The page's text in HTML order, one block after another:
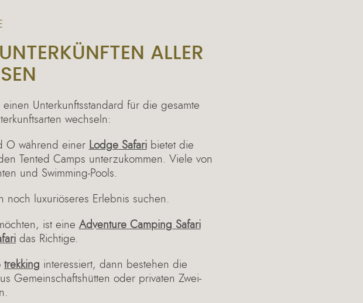
ALLER
Unterkunftsstandard für die gesamte
wechseln:
O während einer Lodge Safaribietet die
Tented Camps unterzukommen. Viele von
und Swimming-Pools.
luxuriöseres Erlebnis suchen.
ist eine Adventure Camping Safari
das Richtige.
trekking interessiert, dann bestehen die
Gemeinschaftshütten oder privaten Zwei-